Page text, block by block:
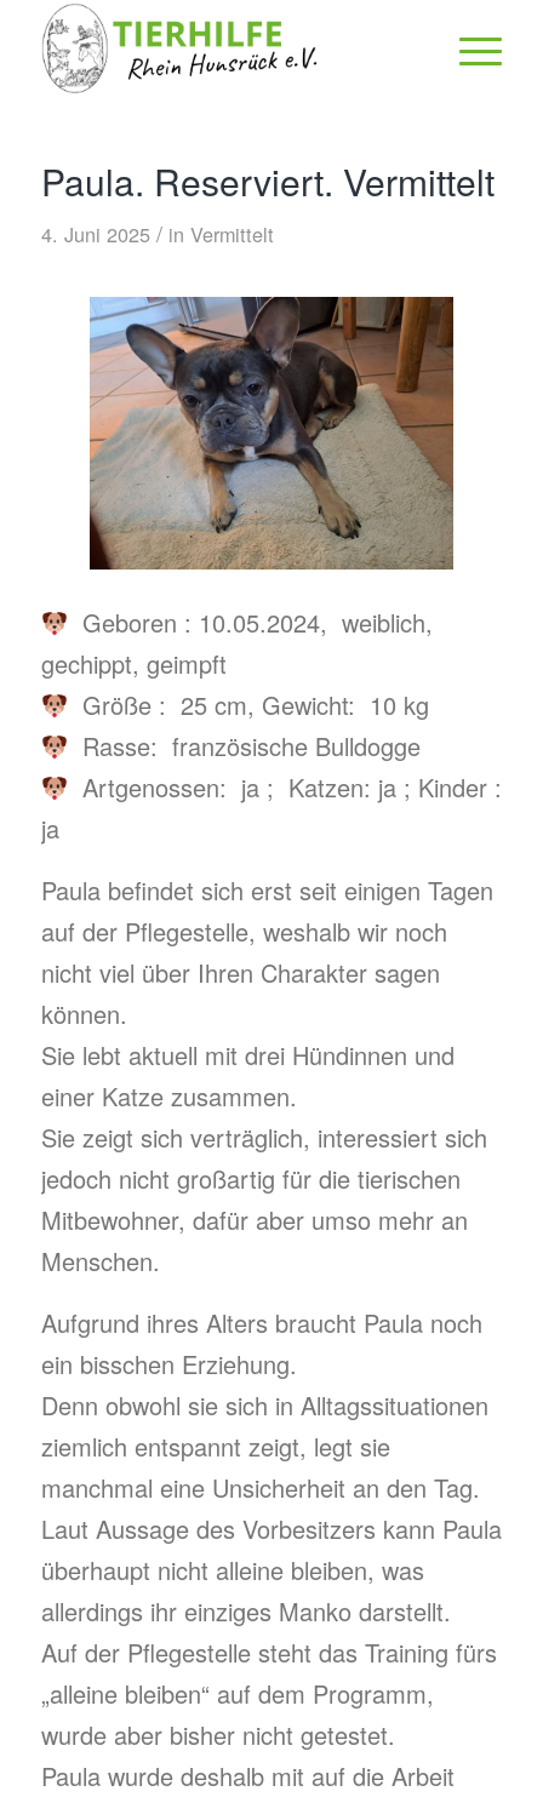
Paula. Reserviert. Vermittelt
4. Juni 2025 / in Vermittelt
Geboren : 10.05.2024, weiblich,
gechippt, geimpft
Größe : 25 cm, Gewicht: 10 kg
Rasse: französische Bulldogge
Artgenossen: ja ; Katzen: ja ; Kinder :
ja
Paula befindet sich erst seit einigen Tagen
auf der Pflegestelle, weshalb wir noch
nicht viel über Ihren Charakter sagen
können.
Sie lebt aktuell mit drei Hündinnen und
einer Katze zusammen.
Sie zeigt sich verträglich, interessiert sich
jedoch nicht großartig für die tierischen
Mitbewohner, dafür aber umso mehr an
Menschen.
Aufgrund ihres Alters braucht Paula noch
ein bisschen Erziehung.
Denn obwohl sie sich in Alltagssituationen
ziemlich entspannt zeigt, legt sie
manchmal eine Unsicherheit an den Tag.
Laut Aussage des Vorbesitzers kann Paula
überhaupt nicht alleine bleiben, was
allerdings ihr einziges Manko darstellt.
Auf der Pflegestelle steht das Training fürs
„alleine bleiben“ auf dem Programm,
wurde aber bisher nicht getestet.
Paula wurde deshalb mit auf die Arbeit